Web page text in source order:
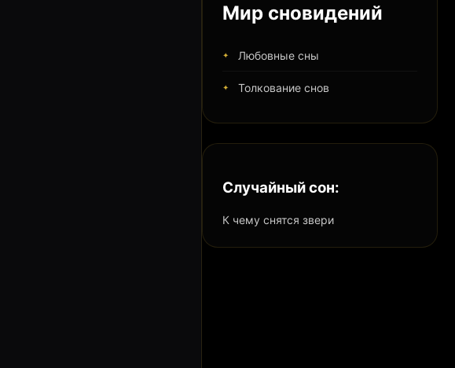
Мир сновидений
Любовные сны
Толкование снов
Случайный сон:
К чему снятся звери